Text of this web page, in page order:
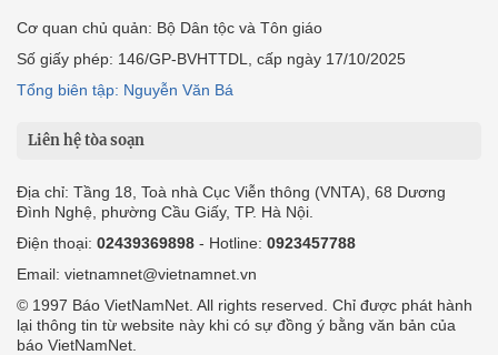
Cơ quan chủ quản: Bộ Dân tộc và Tôn giáo
Số giấy phép: 146/GP-BVHTTDL, cấp ngày 17/10/2025
Tổng biên tập: Nguyễn Văn Bá
Liên hệ tòa soạn
Địa chỉ: Tầng 18, Toà nhà Cục Viễn thông (VNTA), 68 Dương
Đình Nghệ, phường Cầu Giấy, TP. Hà Nội.
Điện thoại: 02439369898 - Hotline: 0923457788
Email: vietnamnet@vietnamnet.vn
© 1997 Báo VietNamNet. All rights reserved. Chỉ được phát hành
lại thông tin từ website này khi có sự đồng ý bằng văn bản của
báo VietNamNet.